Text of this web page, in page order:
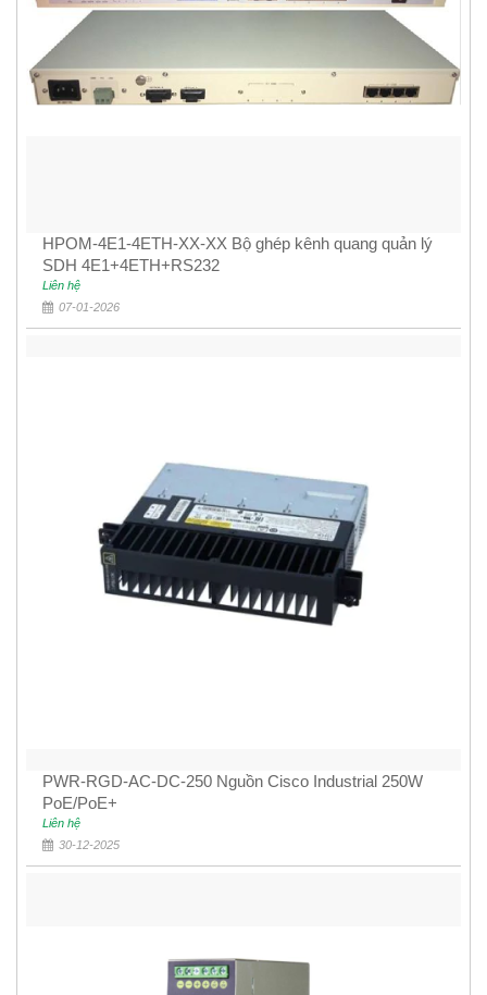
HPOM-4E1-4ETH-XX-XX Bộ ghép kênh quang quản lý
SDH 4E1+4ETH+RS232
Liên hệ
07-01-2026
PWR-RGD-AC-DC-250 Nguồn Cisco Industrial 250W
PoE/PoE+
Liên hệ
30-12-2025